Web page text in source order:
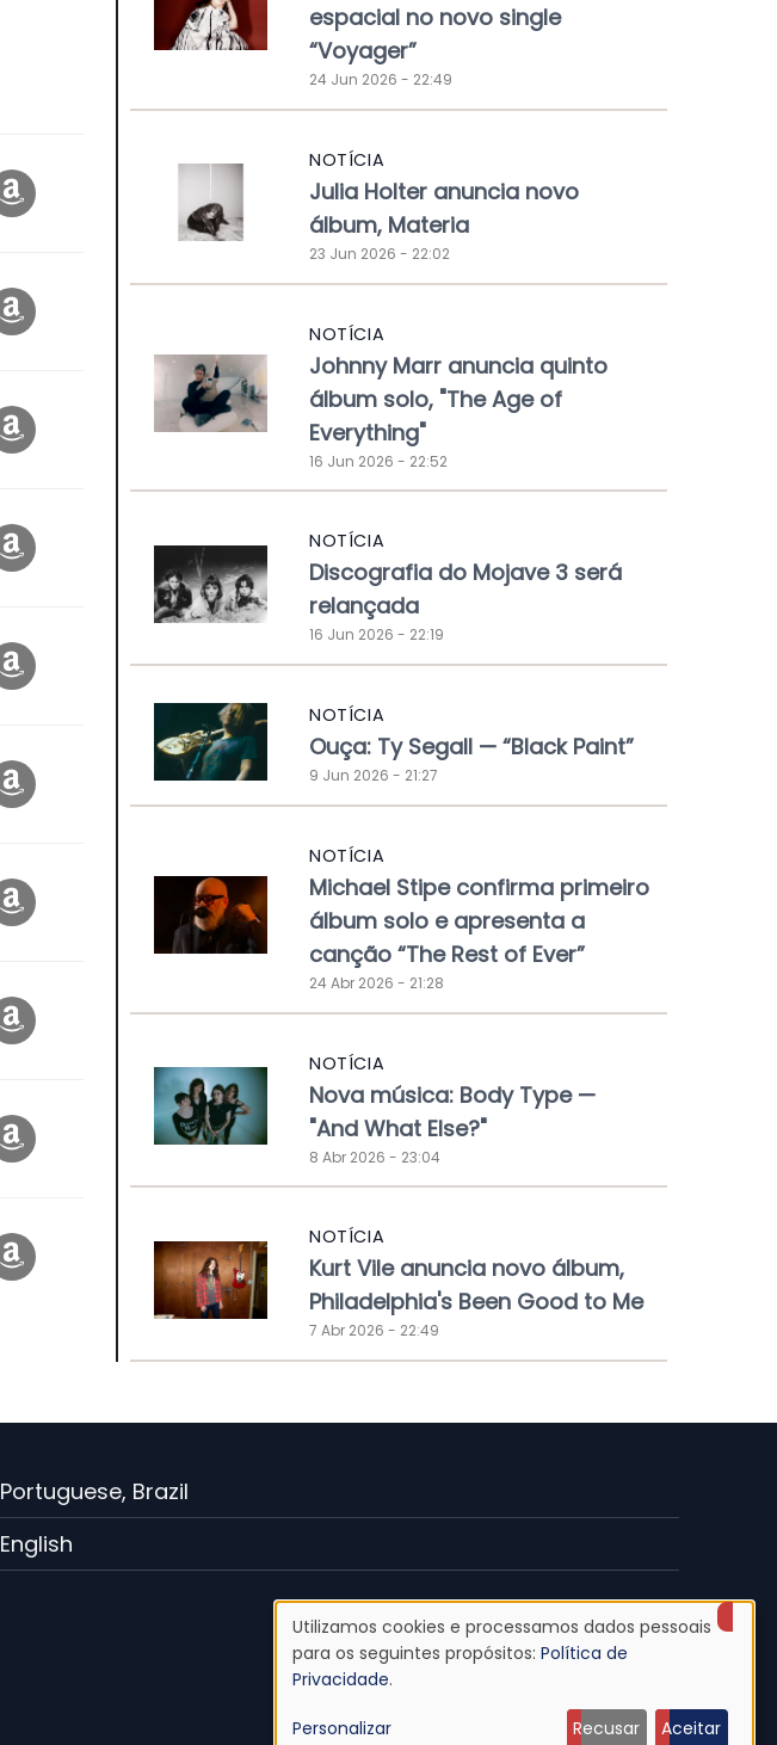
espacial no novo single
“Voyager”
24 Jun 2026 - 22:49
NOTÍCIA
Julia Holter anuncia novo
álbum, Materia
23 Jun 2026 - 22:02
NOTÍCIA
Johnny Marr anuncia quinto
álbum solo, "The Age of
Everything"
16 Jun 2026 - 22:52
NOTÍCIA
Discografia do Mojave 3 será
relançada
16 Jun 2026 - 22:19
NOTÍCIA
Ouça: Ty Segall — “Black Paint”
9 Jun 2026 - 21:27
NOTÍCIA
Michael Stipe confirma primeiro
álbum solo e apresenta a
canção “The Rest of Ever”
24 Abr 2026 - 21:28
NOTÍCIA
Nova música: Body Type —
"And What Else?"
8 Abr 2026 - 23:04
NOTÍCIA
Kurt Vile anuncia novo álbum,
Philadelphia's Been Good to Me
7 Abr 2026 - 22:49
Portuguese, Brazil
English
Uso
de
Utilizamos cookies e processamos dados pessoais
para os seguintes propósitos: Política de
Privacidade.
Personalizar Recusar Aceitar